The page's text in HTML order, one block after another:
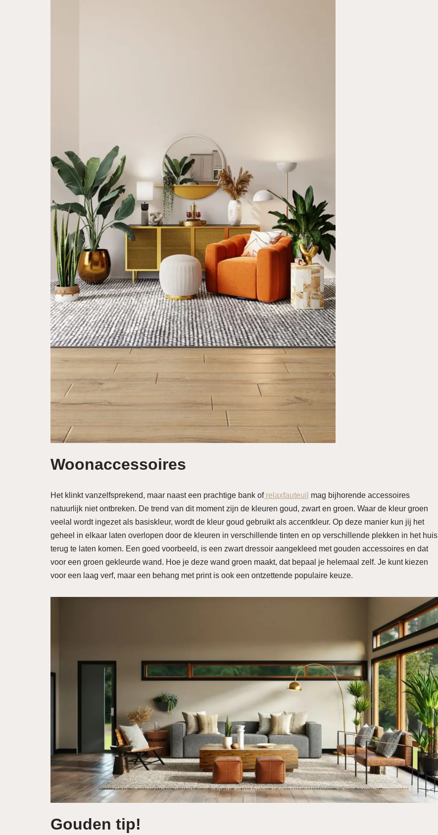
Woonaccessoires
Het klinkt vanzelfsprekend, maar naast een prachtige bank ofrelaxfauteuil mag bijhorende accessoires
natuurlijk niet ontbreken. De trend van dit moment zijn de kleuren goud, zwart en groen. Waar de kleur groen
veelal wordt ingezet als basiskleur, wordt de kleur goud gebruikt als accentkleur. Op deze manier kun jij het
geheel in elkaar laten overlopen door de kleuren in verschillende tinten en op verschillende plekken in het huis
terug te laten komen. Een goed voorbeeld, is een zwart dressoir aangekleed met gouden accessoires en dat
voor een groen gekleurde wand. Hoe je deze wand groen maakt, dat bepaal je helemaal zelf. Je kunt kiezen
voor een laag verf, maar een behang met print is ook een ontzettende populaire keuze.
Gouden tip!